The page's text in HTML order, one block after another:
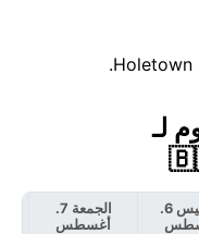
لمدة 7 يوم لـ
الخميس 6.
الجمعة 7.
أغسطس